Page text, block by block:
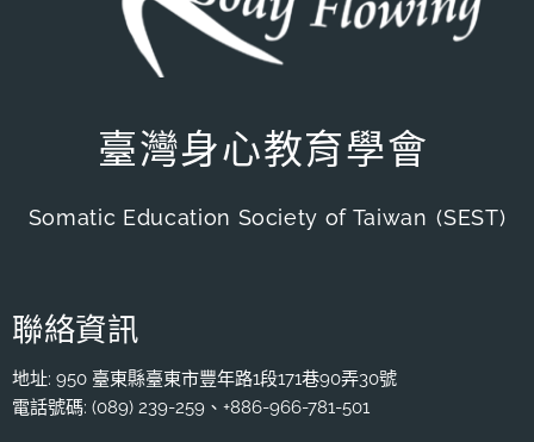
臺灣身心教育學會
Somatic Education Society of Taiwan (SEST)
聯絡資訊
地址: 950 臺東縣臺東市豐年路1段171巷90弄30號
電話號碼: (089) 239-259、+886-966-781-501